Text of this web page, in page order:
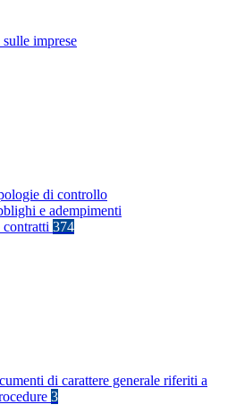
imprese
di controllo
e adempimenti
374
di carattere generale riferiti a
3